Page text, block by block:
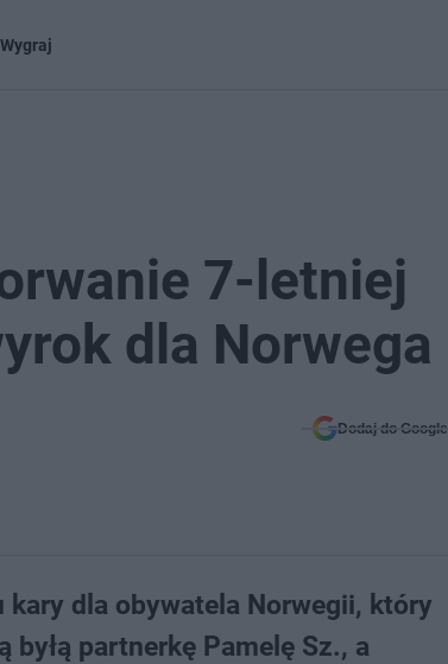
Wygraj
7-letniej
dla Norwega
Dodaj do Google
kary dla obywatela Norwegii, który
partnerkę Pamelę Sz., a